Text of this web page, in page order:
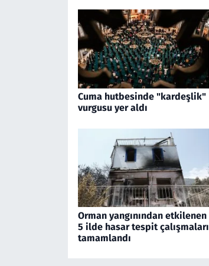
Cuma hutbesinde "kardeşlik"
vurgusu yer aldı
Orman yangınından etkilenen
5 ilde hasar tespit çalışmaları
tamamlandı